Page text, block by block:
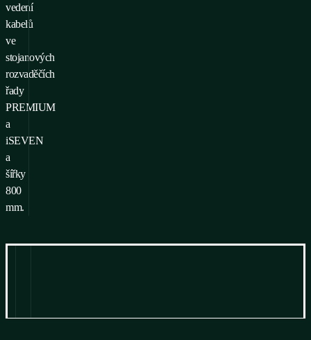
vedení
kabelů
ve
stojanových
rozvaděčích
řady
PREMIUM
a
iSEVEN
a
šířky
800
mm.